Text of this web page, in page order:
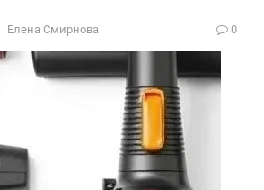
Елена Смирнова 0